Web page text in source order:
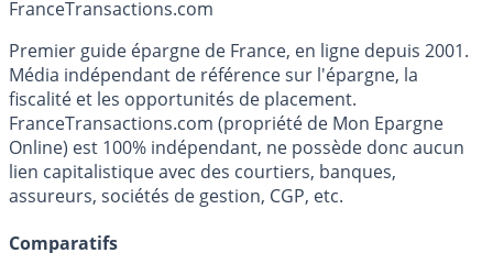
FranceTransactions.com
Premier guide épargne de France, en ligne depuis 2001.
Média indépendant de référence sur l'épargne, la
fiscalité et les opportunités de placement.
FranceTransactions.com (propriété de Mon Epargne
Online) est 100% indépendant, ne possède donc aucun
lien capitalistique avec des courtiers, banques,
assureurs, sociétés de gestion, CGP, etc.